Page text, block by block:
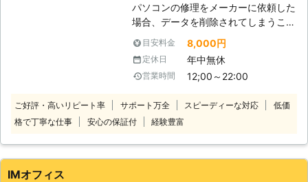
理完了後の「パソコン返却送料」は当
社が負担いたします！基本料金や診断
料金などは一切かかりません！低価格
で修理しますのでご安心ください。
変なサイトを誤ってクリックしてウイ
ルスに感染してしまったほか、液晶画
ているといったパソコントラブルはな
かなか自分で解決することが難しいで
パソコンの修理をメーカーに依頼した
場合、データを削除されてしまうこと
がほとんどです。 また、保証期間が
過ぎているPCに至っては、部品がな
いこともあります。 しかし、ちょっ
とした故障程度ならまだまだ使い続け
パソコンの修理やデータ復旧を3,000
件近くこなしている実績豊富な修理業
目安料金 8,000円
定休日 年中無休
営業時間 12;00～22:00
ご好評・高いリピート率 サポート万全 スピーディーな対応
低価
格で丁寧な仕事
安心の保証付 経験豊富
IMオフィス